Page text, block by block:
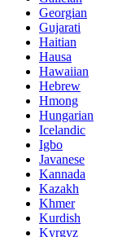
Georgian
Gujarati
Haitian
Hausa
Hawaiian
Hebrew
Hmong
Hungarian
Icelandic
Igbo
Javanese
Kannada
Kazakh
Khmer
Kurdish
Kyrgyz